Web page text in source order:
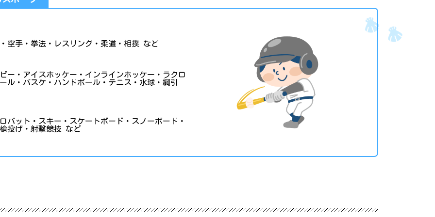
空手・拳法・レスリング・柔道・相撲 など
ー・アイスホッケー・インラインホッケー・ラクロ
ル・バスケ・ハンドボール・テニス・水球・綱引
バット・スキー・スケートボード・スノーボード・
投げ・射撃競技 など